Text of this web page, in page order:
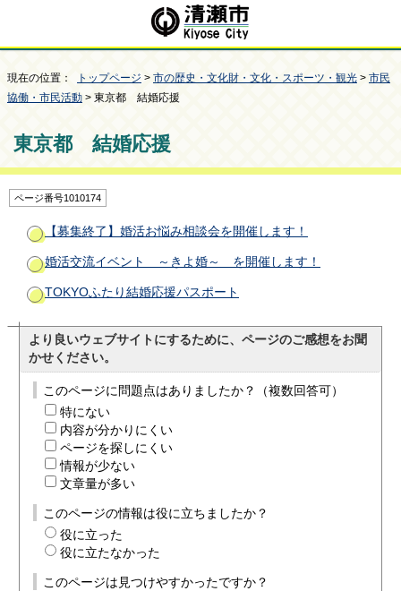
現在の位置： トップページ > 市の歴史・文化財・文化・スポーツ・観光 > 市民
協働・市民活動 > 東京都 結婚応援
東京都 結婚応援
ページ番号1010174
【募集終了】婚活お悩み相談会を開催します！
婚活交流イベント ～きよ婚～ を開催します！
TOKYOふたり結婚応援パスポート
より良いウェブサイトにするために、ページのご感想をお聞
かせください。
このページに問題点はありましたか？（複数回答可）
特にない
内容が分かりにくい
ページを探しにくい
情報が少ない
文章量が多い
このページの情報は役に立ちましたか？
役に立った
役に立たなかった
このページは見つけやすかったですか？